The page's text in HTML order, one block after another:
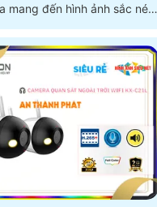
mang đến hình ảnh sắc nét
ngoại có màu ban đêm, còi
cảnh báo, KX-S3P đáp
cầu giám sát, phù hợp
lẫn văn phòng với mức
lý